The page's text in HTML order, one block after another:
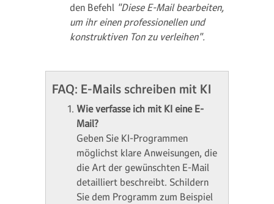
den Befehl "Diese E-Mail bearbeiten,
um ihr einen professionellen und
konstruktiven Ton zu verleihen".
FAQ: E-Mails schreiben mit KI
Wie verfasse ich mit KI eine E-
Mail?
Geben Sie KI-Programmen
möglichst klare Anweisungen, die
die Art der gewünschten E-Mail
detailliert beschreibt. Schildern
Sie dem Programm zum Beispiel